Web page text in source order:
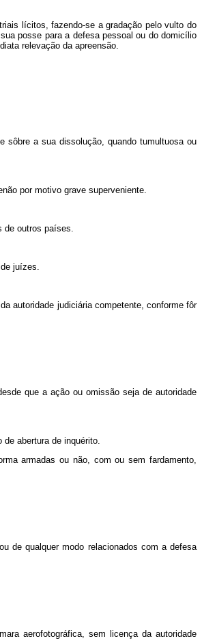
lícitos, fazendo-se a gradação pelo vulto do
posse para a defesa pessoal ou do domicílio
relevação da apreensão.
sôbre a sua dissolução, quando tumultuosa ou
por motivo grave superveniente.
de outros países.
juízes.
autoridade judiciária competente, conforme fôr
que a ação ou omissão seja de autoridade
abertura de inquérito.
armadas ou não, com ou sem fardamento,
de qualquer modo relacionados com a defesa
aerofotográfica, sem licença da autoridade